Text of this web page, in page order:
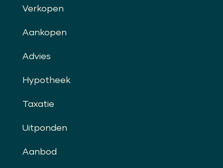
Verkopen
Aankopen
Advies
Hypotheek
Taxatie
Uitponden
Aanbod